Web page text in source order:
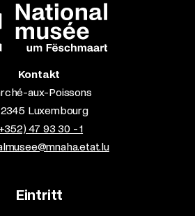
Kontakt
aux-Poissons
Luxembourg
47 93 30 - 1
Eintritt